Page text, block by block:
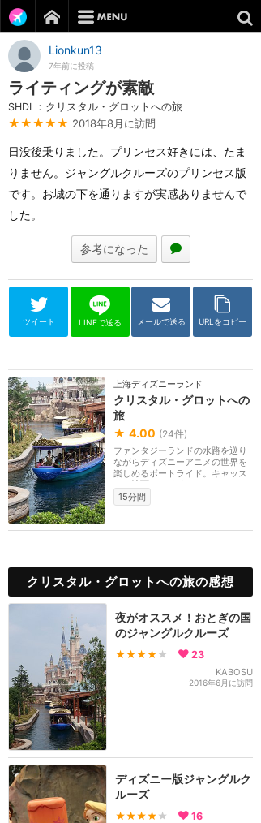
Lionkun13
7年前に投稿
ライティングが素敵
SHDL：クリスタル・グロットへの旅
★★★★★ 2018年8月に訪問
日没後乗りました。プリンセス好きには、たま
りません。ジャングルクルーズのプリンセス版
です。お城の下を通りますが実感ありませんで
した。
参考になった
ツイート LINEで送る メールで送る URLをコピー
上海ディズニーランド
クリスタル・グロットへの
旅
★ 4.00 (24件)
ファンタジーランドの水路を巡り
ながらディズニーアニメの世界を
楽しめるボートライド。キャッス
ルの地下にライド...
15分間
クリスタル・グロットへの旅の感想
夜がオススメ！おとぎの国
のジャングルクルーズ
★★★★ ★ 23
KABOSU
2016年6月に訪問
ディズニー版ジャングルク
ルーズ
★★★★ ★ 16